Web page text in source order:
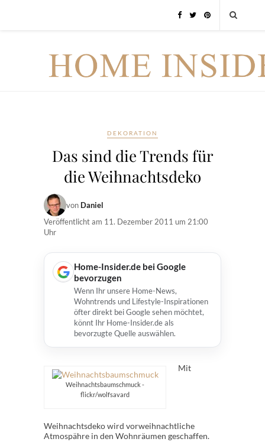
DEKORATION
Das sind die Trends für
die Weihnachtsdeko
von Daniel
Veröffentlicht am 11. Dezember 2011 um 21:00
Uhr
Home-Insider.de bei Google
bevorzugen
Wenn Ihr unsere Home-News,
Wohntrends und Lifestyle-Inspirationen
öfter direkt bei Google sehen möchtet,
könnt Ihr Home-Insider.de als
bevorzugte Quelle auswählen.
Weihnachtsbaumschmuck -
flickr/wolfsavard
Mit
Weihnachtsdeko wird vorweihnachtliche
Atmospähre in den Wohnräumen geschaffen.